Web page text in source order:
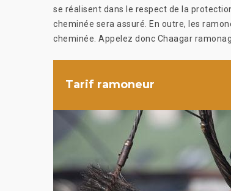
se réalisent dans le respect de la
cheminée sera assuré. En outre, les
cheminée. Appelez donc Chaagar
Tarif ramoneur